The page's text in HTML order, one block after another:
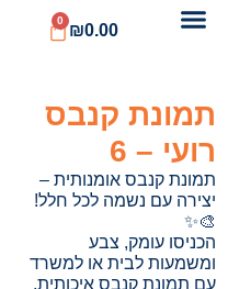
₪0.00
0
תמונת קנבס
רועי – 6
תמונת קנבס אומנותית –
יצירה עם נשמה לכל חלל!
🎨✨
הכניסו עומק, צבע
ומשמעות לבית או למשרד
עם תמונת קנבס איכותית,